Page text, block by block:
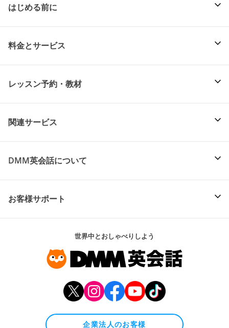
はじめる前に
料金とサービス
レッスン予約・教材
関連サービス
DMM英会話について
お客様サポート
世界中とおしゃべりしよう
企業法人のお客様